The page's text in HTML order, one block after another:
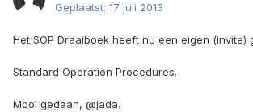
Geplaatst: 17 juli 2013
Het SOP Draaiboek heeft nu een eigen (invite)
Standard Operation Procedures.
Mooi gedaan, @jada.